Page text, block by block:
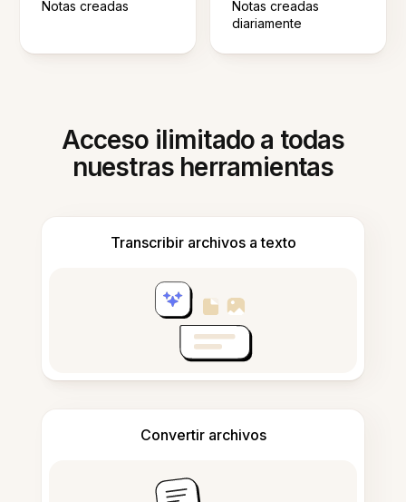
Notas creadas
Notas creadas
diariamente
Acceso ilimitado a todas
nuestras herramientas
Transcribir archivos a texto
Convertir archivos